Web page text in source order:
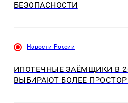
БЕЗОПАСНОСТИ
Новости России
ИПОТЕЧНЫЕ ЗАЁМЩИКИ В
ВЫБИРАЮТ БОЛЕЕ